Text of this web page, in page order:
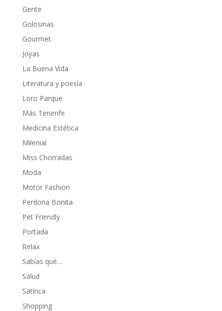
Gente
Golosinas
Gourmet
Joyas
La Buena Vida
Literatura y poesía
Loro Parque
Más Tenerife
Medicina Estética
Milenial
Miss Chorradas
Moda
Motor Fashion
Perdona Bonita
Pet Friendly
Portada
Relax
Sabías qué…
Salud
Satírica
Shopping